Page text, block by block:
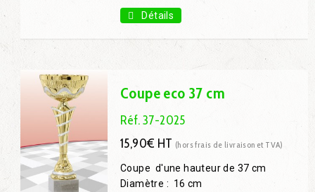
Coupe 25 cm : 7,50€ H.T.
Coupe 29 cm : 9,10€ H.T.
Coupe 33 cm : 11,50€ H.T.
Détails
Coupe eco 37 cm
Réf. 37-2025
15,90€ HT (hors frais de livraison et TVA)
Coupe d'une hauteur de 37 cm
Diamètre : 16 cm